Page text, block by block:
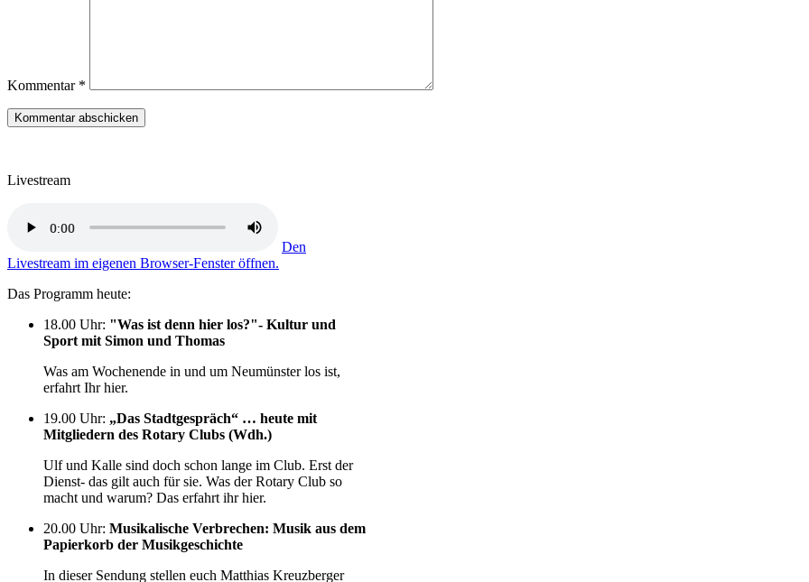
Kommentar *
Livestream
Den
Livestream im eigenen Browser-Fenster öffnen.
Das Programm heute:
18.00 Uhr: "Was ist denn hier los?"- Kultur und
Sport mit Simon und Thomas
Was am Wochenende in und um Neumünster los ist,
erfahrt Ihr hier.
19.00 Uhr: „Das Stadtgespräch“ … heute mit
Mitgliedern des Rotary Clubs (Wdh.)
Ulf und Kalle sind doch schon lange im Club. Erst der
Dienst- das gilt auch für sie. Was der Rotary Club so
macht und warum? Das erfahrt ihr hier.
20.00 Uhr: Musikalische Verbrechen: Musik aus dem
Papierkorb der Musikgeschichte
In dieser Sendung stellen euch Matthias Kreuzberger